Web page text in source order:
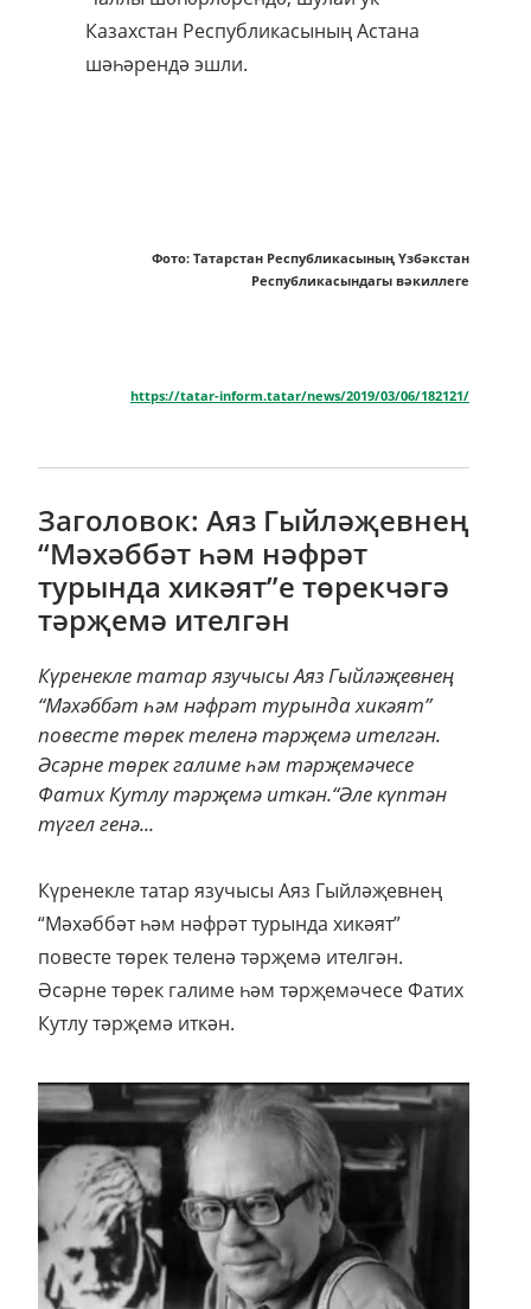
Казахстан Республикасының Астана
шәһәрендә эшли.
Фото: Татарстан Республикасының Үзбәкстан
Республикасындагы вәкиллеге
https://tatar-inform.tatar/news/2019/03/06/182121/
Заголовок: Аяз Гыйләҗевнең
“Мәхәббәт һәм нәфрәт
турында хикәят”е төрекчәгә
тәрҗемә ителгән
Күренекле татар язучысы Аяз Гыйләҗевнең
“Мәхәббәт һәм нәфрәт турында хикәят”
повесте төрек теленә тәрҗемә ителгән.
Әсәрне төрек галиме һәм тәрҗемәчесе
Фатих Кутлу тәрҗемә иткән.“Әле күптән
түгел генә...
Күренекле татар язучысы Аяз Гыйләҗевнең
“Мәхәббәт һәм нәфрәт турында хикәят”
повесте төрек теленә тәрҗемә ителгән.
Әсәрне төрек галиме һәм тәрҗемәчесе Фатих
Кутлу тәрҗемә иткән.